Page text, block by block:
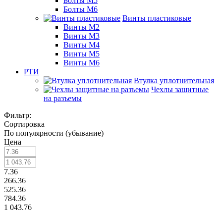
Болты М6
Винты пластиковые
Винты М2
Винты М3
Винты М4
Винты М5
Винты М6
РТИ
Втулка уплотнительная
Чехлы защитные
на разъемы
Фильтр:
Сортировка
По популярности (убывание)
Цена
7.36
266.36
525.36
784.36
1 043.76